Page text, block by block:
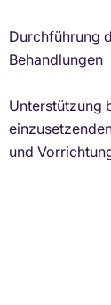
Durchführung
Behandlungen
Unterstützung
und